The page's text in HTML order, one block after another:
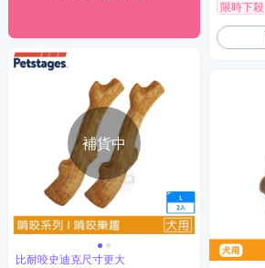
補貨中
比耐咬史迪克尺寸更大
限時下殺